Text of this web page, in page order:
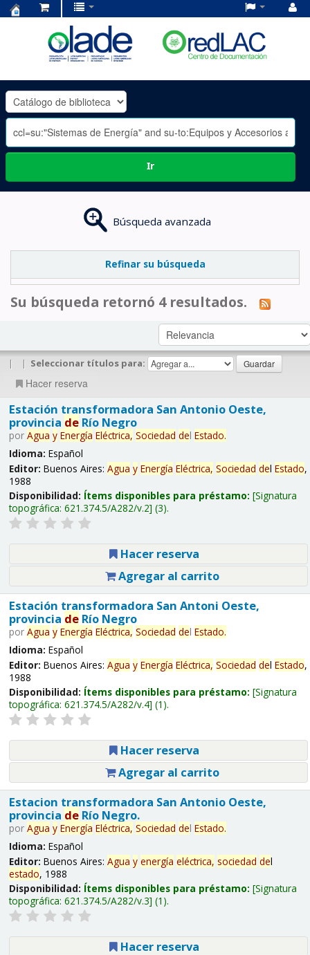
OLADE
-
Ir
Búsqueda avanzada
Refinar su búsqueda
Su búsqueda retornó 4 resultados.
| | Seleccionar títulos para:
Hacer reserva
Estación transformadora San Antonio Oeste,
provincia deRío Negro
por Agua y Energía Eléctrica, Sociedad del Estado.
Idioma: Español
Editor: Buenos Aires: Agua y Energía Eléctrica, Sociedad del Estado,
1988
Disponibilidad: Ítems disponibles para préstamo: Signatura
topográfica: 621.374.5/A282/v.2 (3).
Hacer reserva
Agregar al carrito
Estación transformadora San Antoni Oeste,
provincia deRío Negro
por Agua y Energía Eléctrica, Sociedad del Estado.
Idioma: Español
Editor: Buenos Aires: Agua y Energía Eléctrica, Sociedad del Estado,
1988
Disponibilidad: Ítems disponibles para préstamo: Signatura
topográfica: 621.374.5/A282/v.4 (1).
Hacer reserva
Agregar al carrito
Estacion transformadora San Antonio Oeste,
provincia deRío Negro.
por Agua y Energía Eléctrica, Sociedad del Estado.
Idioma: Español
Editor: Buenos Aires: Agua y energía eléctrica, sociedad del
estado, 1988
Disponibilidad: Ítems disponibles para préstamo: Signatura
topográfica: 621.374.5/A282/v.3 (1).
Hacer reserva